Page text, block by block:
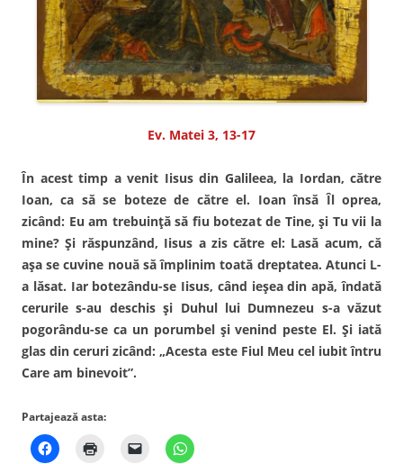
Ev. Matei 3, 13-17
În acest timp a venit Iisus din Galileea, la Iordan, către
Ioan, ca să se boteze de către el. Ioan însă Îl oprea,
zicând: Eu am trebuinţă să fiu botezat de Tine, şi Tu vii la
mine? Şi răspunzând, Iisus a zis către el: Lasă acum, că
aşa se cuvine nouă să împlinim toată dreptatea. Atunci L-
a lăsat. Iar botezându-se Iisus, când ieşea din apă, îndată
cerurile s-au deschis şi Duhul lui Dumnezeu s-a văzut
pogorându-se ca un porumbel şi venind peste El. Şi iată
glas din ceruri zicând: „Acesta este Fiul Meu cel iubit întru
Care am binevoit”.
Partajează asta: